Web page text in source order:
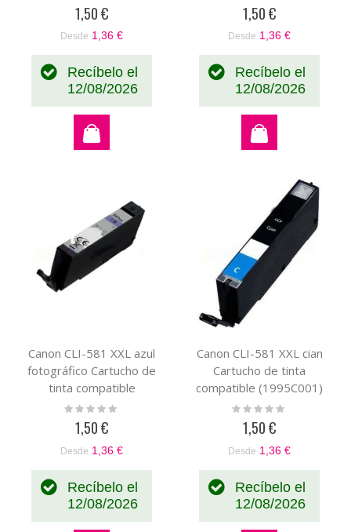
1,50 €
Desde 1,36 €
Recíbelo el
12/08/2026
1,50 €
Desde 1,36 €
Recíbelo el
12/08/2026
Canon CLI-581 XXL azul
fotográfico Cartucho de
tinta compatible
(1999C001)
Rating:
1,50 €
Desde 1,36 €
Recíbelo el
12/08/2026
Canon CLI-581 XXL cian
Cartucho de tinta
compatible (1995C001)
Rating:
1,50 €
Desde 1,36 €
Recíbelo el
12/08/2026